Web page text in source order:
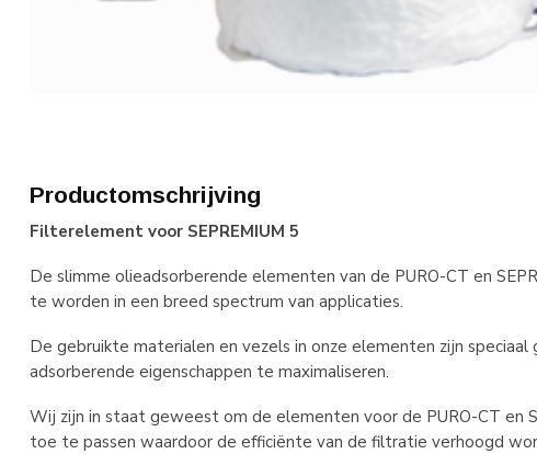
Productomschrijving
Filterelement voor SEPREMIUM 5
De slimme olieadsorberende elementen van de PURO-CT en
te worden in een breed spectrum van applicaties.
De gebruikte materialen en vezels in onze elementen zijn
adsorberende eigenschappen te maximaliseren.
Wij zijn in staat geweest om de elementen voor de PURO-CT en
toe te passen waardoor de efficiënte van de filtratie verhoogd